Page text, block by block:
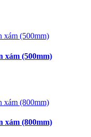
xám (500mm)
xám (800mm)